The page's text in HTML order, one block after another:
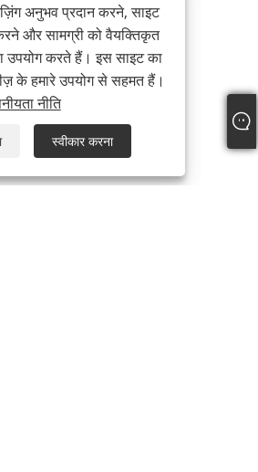
अनुभव प्रदान करने, साइट
और सामग्री को वैयक्तिकृत
करते हैं। इस साइट का
के हमारे उपयोग से सहमत हैं।
नीति
स्वीकार करना